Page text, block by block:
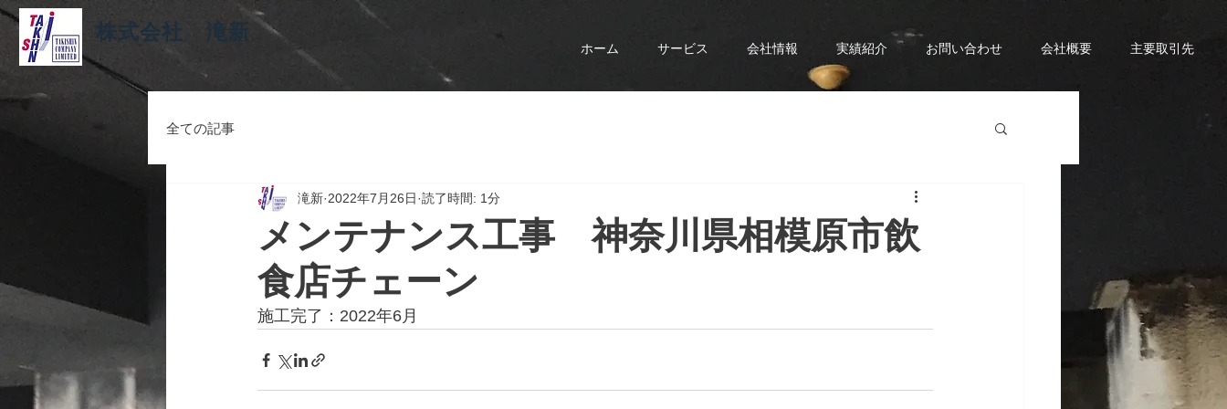
株式会社 滝新
ホーム サービス 会社情報 実績紹介 お問い合わせ 会社概要 主要取引先
全ての記事
メンテナンス工事 神奈川県相模原市飲
食店チェーン
滝新 2022年7月26日 読了時間: 1分
施工完了：2022年6月